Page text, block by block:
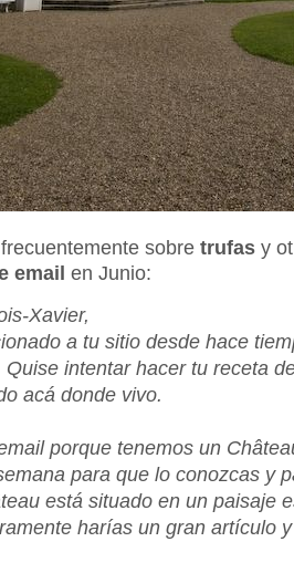
sobre trufas y
email en Junio:
Xavier,
a tu sitio desde hace
intentar hacer tu receta
acá donde vivo.
porque tenemos un
para que lo conozcas y
está situado en un paisaje
harías un gran artículo